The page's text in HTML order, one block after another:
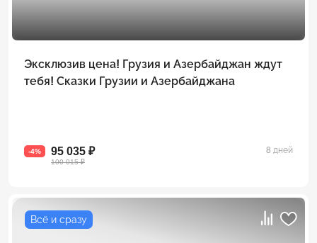
Эксклюзив цена! Грузия и Азербайджан ждут
тебя! Сказки Грузии и Азербайджана
-4% 95 035 ₽
100 015 ₽
8 дней
Всё и сразу